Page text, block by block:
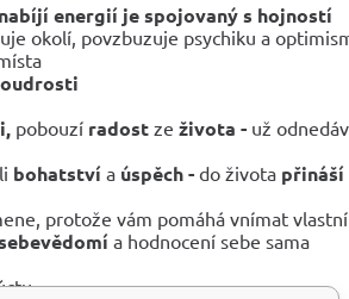
nabíjí energií jespojovaný s hojností
okolí, povzbuzuje psychiku a
pobouzí radost ze života - už
bohatství a úspěch - do života přináší
protože vám pomáhá vnímat
a hodnocení sebe sama